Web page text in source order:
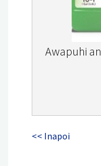
Awapuhi
<< Inapoi